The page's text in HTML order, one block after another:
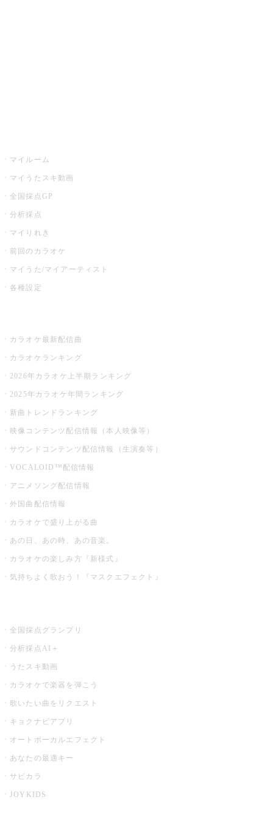
マイルーム
マイうたスキ動画
全国採点GP
分析採点
マイりれき
前回のカラオケ
マイうた/マイアーティスト
各種設定
カラオケ最新配信曲
カラオケランキング
2026年カラオケ上半期ランキング
2025年カラオケ年間ランキング
新曲トレンドランキング
映像コンテンツ配信情報（本人映像等）
サウンドコンテンツ配信情報（生演奏等）
VOCALOID™配信情報
アニメソング配信情報
外国曲配信情報
カラオケで盛り上がる曲
あの日、あの時、あの音楽。
カラオケの楽しみ方『新様式』
気持ちよく歌おう！『マスクエフェクト』
全国採点グランプリ
分析採点AI＋
うたスキ動画
カラオケで楽器を弾こう
歌いたい曲をリクエスト
キョクナビアプリ
オートボーカルエフェクト
あなたの最適キー
サビカラ
JOYKIDS